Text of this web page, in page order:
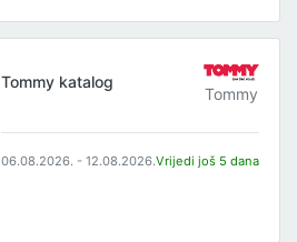
Tommy katalog
Tommy
06.08.2026. - 12.08.2026.Vrijedi još 5 dana